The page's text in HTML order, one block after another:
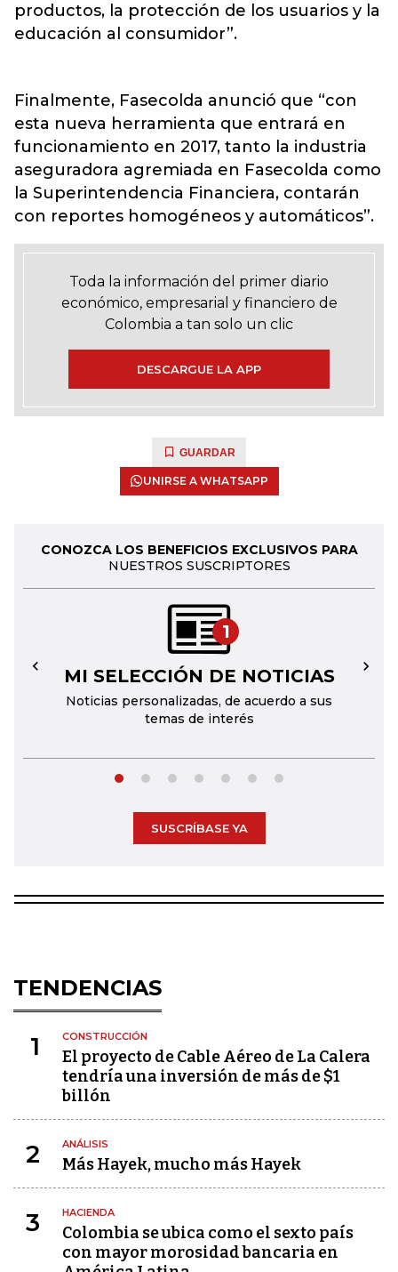
productos, la protección de los usuarios y la
educación al consumidor”.
Finalmente, Fasecolda anunció que “con
esta nueva herramienta que entrará en
funcionamiento en 2017, tanto la industria
aseguradora agremiada en Fasecolda como
la Superintendencia Financiera, contarán
con reportes homogéneos y automáticos”.
Toda la información del primer diario
económico, empresarial y financiero de
Colombia a tan solo un clic
DESCARGUE LA APP
GUARDAR
UNIRSE A WHATSAPP
CONOZCA LOS BENEFICIOS EXCLUSIVOS PARA
NUESTROS SUSCRIPTORES
1
MI SELECCIÓN DE NOTICIAS
Noticias personalizadas, de acuerdo a sus
temas de interés
← →
SUSCRÍBASE YA
TENDENCIAS
1 CONSTRUCCIÓN
El proyecto de Cable Aéreo de La Calera
tendría una inversión de más de $1
billón
2 ANÁLISIS
Más Hayek, mucho más Hayek
3 HACIENDA
Colombia se ubica como el sexto país
con mayor morosidad bancaria en